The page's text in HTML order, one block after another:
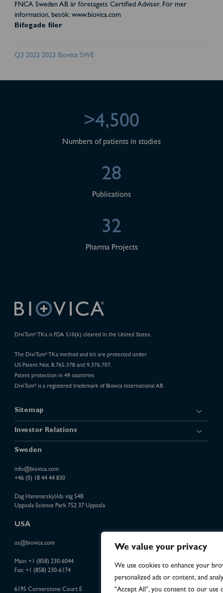
We value your privacy
We use cookies to enhance your
personalized ads or content, and
"Accept All", you consent to our use
FNCA Sweden AB är företagets Certified Adviser. För mer
information, besök: www.biovica.com
Bifogade filer
Q3 2022 2023 Biovica SWE
>4,500
Numbers of patients in studies
28
Publications
32
Pharma Projects
DiviTum® TKa is FDA 510(k) cleared in the United States.
The DiviTum®TKa method and kit are protected under
US Patent Nos. 8,765,378 and 9,376,707.
Patent protection in 49 countries
DiviTum®is a registered trademark of Biovica International AB
Sitemap
Investor Relations
Sweden
info@biovica.com
+46 (0) 18 44 44 830
Dag Hammarskjölds väg 54B
Uppsala Science Park 752 37 Uppsala
USA
us@biovica.com
Main: +1 (858) 230-6044
Fax: +1 (858) 230-6174
6195 Cornerstone Court E